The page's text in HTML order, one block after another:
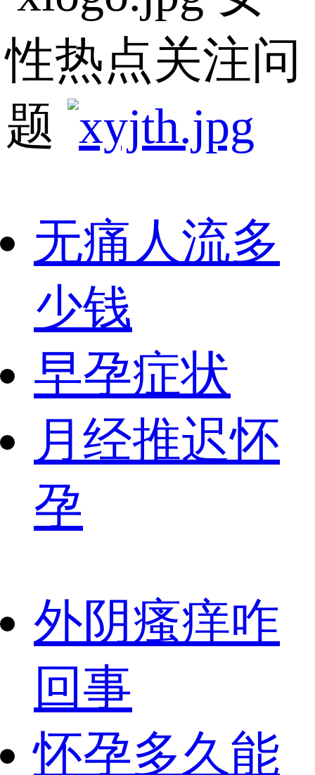
性热点关注问
题
无痛人流多
少钱
早孕症状
月经推迟怀
孕
外阴瘙痒咋
回事
怀孕多久能